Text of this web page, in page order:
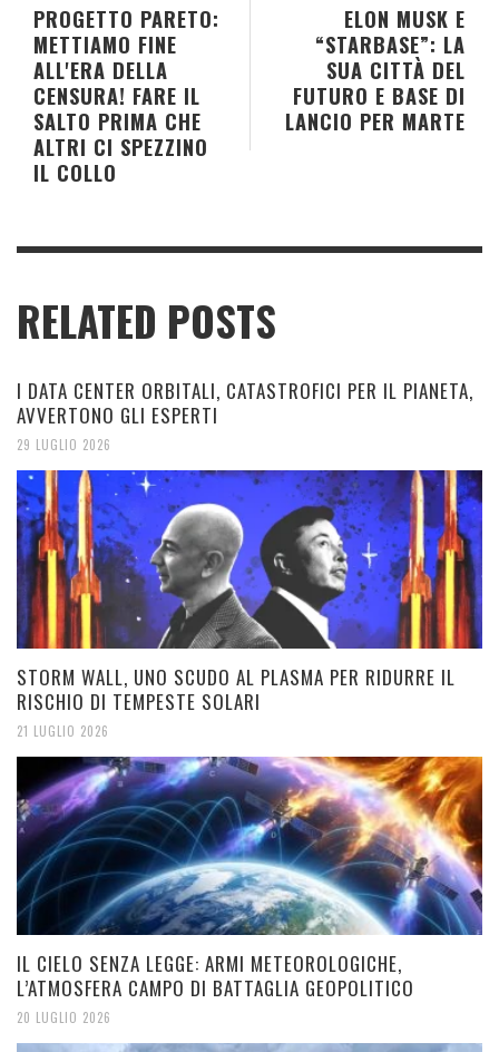
ELON MUSK E
“STARBASE”: LA
SUA CITTÀ DEL
FUTURO E BASE DI
LANCIO PER MARTE
PROGETTO PARETO:
METTIAMO FINE
ALL'ERA DELLA
CENSURA! FARE IL
SALTO PRIMA CHE
ALTRI CI SPEZZINO
IL COLLO
RELATED POSTS
I DATA CENTER ORBITALI, CATASTROFICI PER IL PIANETA,
AVVERTONO GLI ESPERTI
29 LUGLIO 2026
STORM WALL, UNO SCUDO AL PLASMA PER RIDURRE IL
RISCHIO DI TEMPESTE SOLARI
21 LUGLIO 2026
IL CIELO SENZA LEGGE: ARMI METEOROLOGICHE,
L’ATMOSFERA CAMPO DI BATTAGLIA GEOPOLITICO
20 LUGLIO 2026